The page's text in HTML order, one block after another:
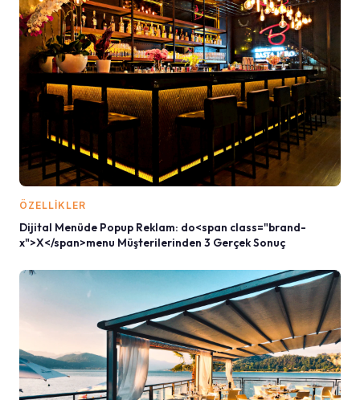
ÖZELLIKLER
Dijital Menüde Popup Reklam: do<span class="brand-
x">X</span>menu Müşterilerinden 3 Gerçek Sonuç